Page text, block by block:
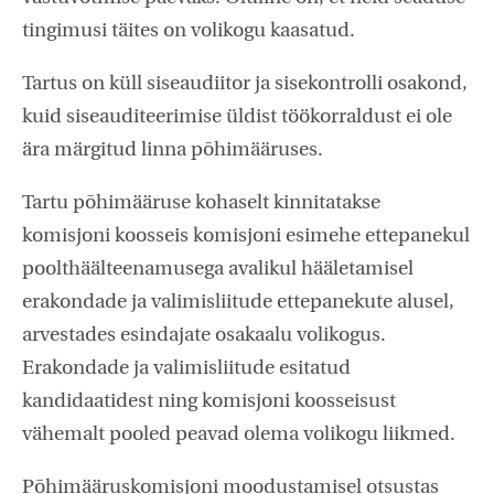
tingimusi täites on volikogu kaasatud.
Tartus on küll siseaudiitor ja sisekontrolli osakond,
kuid siseauditeerimise üldist töökorraldust ei ole
ära märgitud linna põhimääruses.
Tartu põhimääruse kohaselt kinnitatakse
komisjoni koosseis komisjoni esimehe ettepanekul
poolthäälteenamusega avalikul hääletamisel
erakondade ja valimisliitude ettepanekute alusel,
arvestades esindajate osakaalu volikogus.
Erakondade ja valimisliitude esitatud
kandidaatidest ning komisjoni koosseisust
vähemalt pooled peavad olema volikogu liikmed.
Põhimääruskomisjoni moodustamisel otsustas